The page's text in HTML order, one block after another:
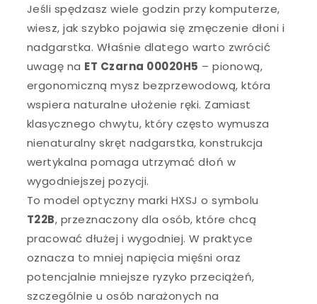
Jeśli spędzasz wiele godzin przy komputerze,
wiesz, jak szybko pojawia się zmęczenie dłoni i
nadgarstka. Właśnie dlatego warto zwrócić
uwagę na ET Czarna 00020H5 – pionową,
ergonomiczną mysz bezprzewodową, która
wspiera naturalne ułożenie ręki. Zamiast
klasycznego chwytu, który często wymusza
nienaturalny skręt nadgarstka, konstrukcja
wertykalna pomaga utrzymać dłoń w
wygodniejszej pozycji.
To model optyczny marki HXSJ o symbolu
T22B, przeznaczony dla osób, które chcą
pracować dłużej i wygodniej. W praktyce
oznacza to mniej napięcia mięśni oraz
potencjalnie mniejsze ryzyko przeciążeń,
szczególnie u osób narażonych na